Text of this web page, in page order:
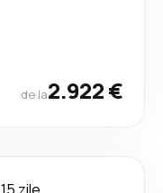
de la2.922 €